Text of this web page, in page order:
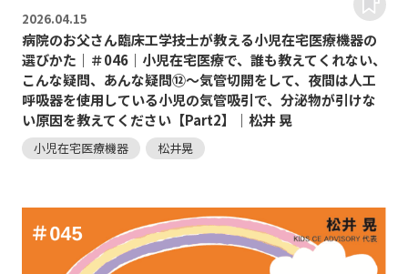
2026.04.15
病院のお父さん臨床工学技士が教える小児在宅医療機器の
選びかた｜＃046｜小児在宅医療で、誰も教えてくれない、
こんな疑問、あんな疑問⑫～気管切開をして、夜間は人工
呼吸器を使用している小児の気管吸引で、分泌物が引けな
い原因を教えてください【Part2】｜松井 晃
小児在宅医療機器 松井晃